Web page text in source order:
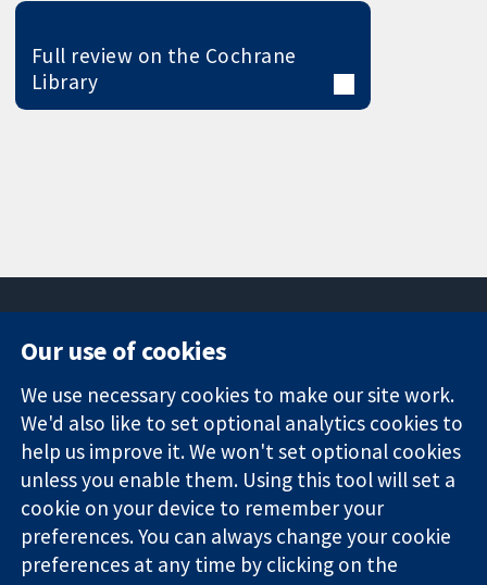
Full review on the Cochrane
Library
Trusted
evidence.
Informed
decisions.
Better health.
Square
London
W1G 0AN
영국
News
Press office
About us
작업
Cochrane
Library
Our use of cookies
We use necessary cookies to make our site work.
We'd also like to set optional analytics cookies to
help us improve it. We won't set optional cookies
unless you enable them. Using this tool will set a
cookie on your device to remember your
preferences. You can always change your cookie
preferences at any time by clicking on the